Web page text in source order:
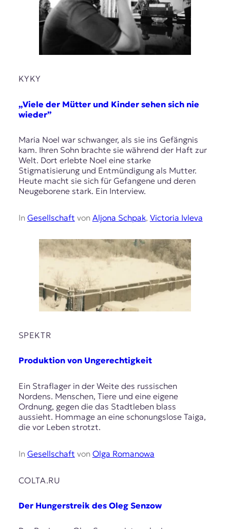
KYKY
„Viele der Mütter und Kinder sehen sich nie
wieder”
Maria Noel war schwanger, als sie ins Gefängnis
kam. Ihren Sohn brachte sie während der Haft zur
Welt. Dort erlebte Noel eine starke
Stigmatisierung und Entmündigung als Mutter.
Heute macht sie sich für Gefangene und deren
Neugeborene stark. Ein Interview.
In Gesellschaft von Aljona Schpak, Victoria Ivleva
SPEKTR
Produktion von Ungerechtigkeit
Ein Straflager in der Weite des russischen
Nordens. Menschen, Tiere und eine eigene
Ordnung, gegen die das Stadtleben blass
aussieht. Hommage an eine schonungslose Taiga,
die vor Leben strotzt.
In Gesellschaft von Olga Romanowa
COLTA.RU
Der Hungerstreik des Oleg Senzow